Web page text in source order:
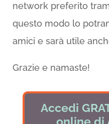
network preferito
questo modo lo
amici e sarà utile
Grazie e namaste!
Accedi
online di